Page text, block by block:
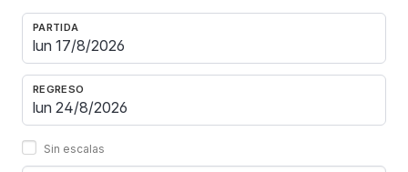
PARTIDA
REGRESO
Sin escalas